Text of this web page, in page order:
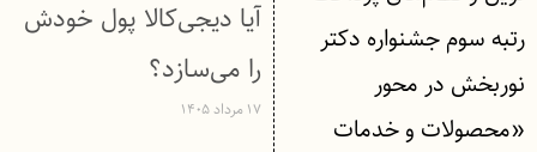
رتبه سوم جشنواره دکتر
نوربخش در محور
«محصولات و خدمات
آیا دیجی‌کالا پول خودش
را می‌سازد؟
۱۷ مرداد ۱۴۰۵